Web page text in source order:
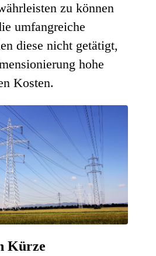
zu können
umfangreiche
diese nicht getätigt,
hohe
Kosten.
Kürze